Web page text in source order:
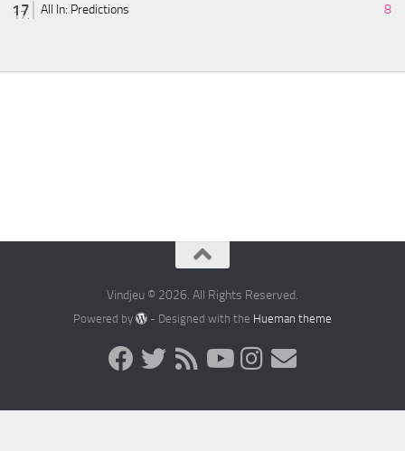
All In: Predictions
8
Vindjeu © 2026. All Rights Reserved.
Powered by - Designed with the Hueman theme